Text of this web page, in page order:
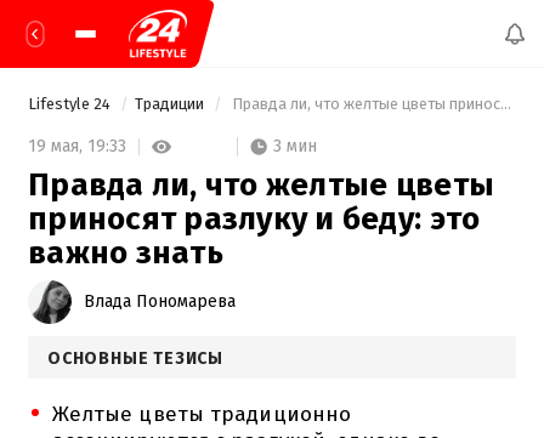
Lifestyle 24 Традиции Правда ли, что желтые цветы приносят разлуку и беду: это важно знать
19 мая, 19:33 3 мин
Правда ли, что желтые цветы
приносят разлуку и беду: это
важно знать
Влада Пономарева
ОСНОВНЫЕ ТЕЗИСЫ
Желтые цветы традиционно